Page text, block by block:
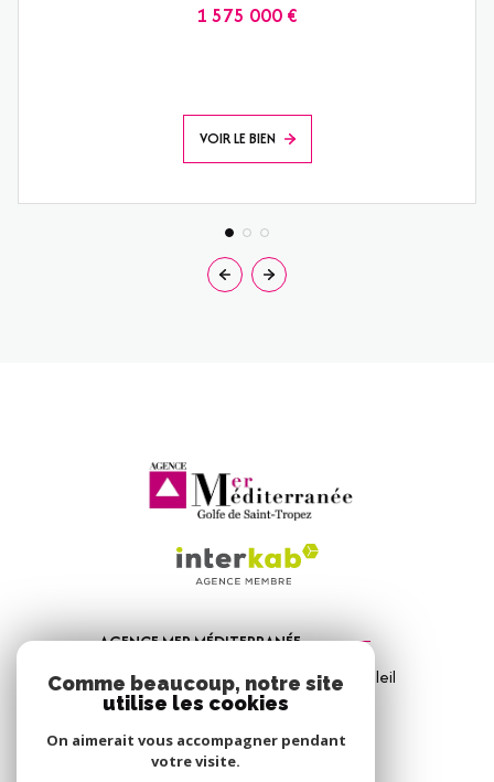
1 575 000 €
VOIR LE BIEN
AGENCE MER MÉDITERRANÉE
1, Avenue de la Mer - Les Vitrines du Soleil
83310Port Grimaud
04 94 56 09 12
info@amm-immobilier.com
Comme beaucoup, notre site
utilise les cookies
On aimerait vous accompagner pendant
votre visite.